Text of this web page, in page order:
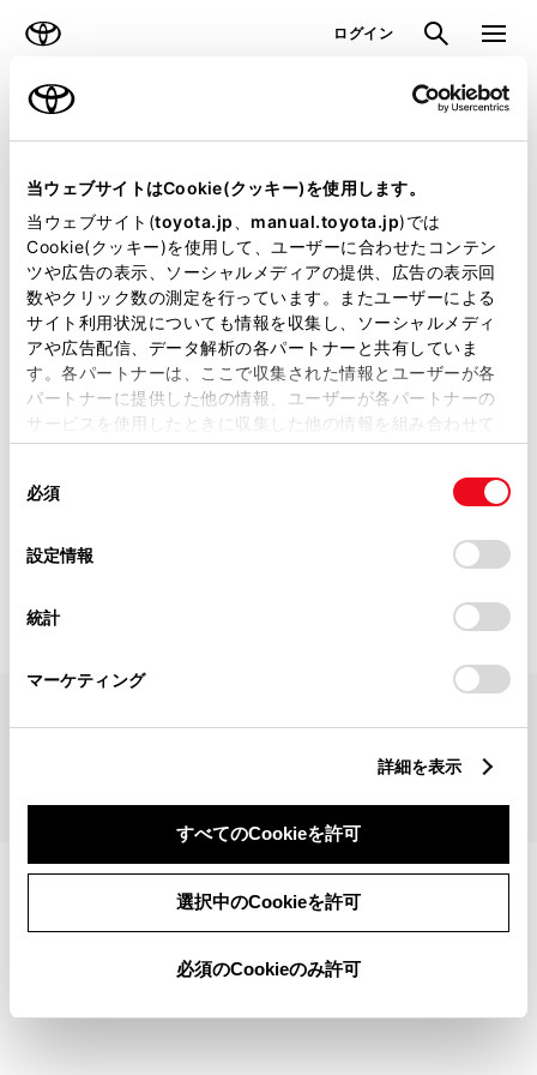
当ウェブサイトはCookie(クッキー)を使用します。
当ウェブサイト(toyota.jp manual.toyota.jp)では
Cookie(クッキー)を使用して、ユーザーに合わせたコンテン
ツや広告の表示、ソーシャルメディアの提供、広告の表示回
数やクリック数の測定を行っています。またユーザーによる
サイト利用状況についても情報を収集し、ソーシャルメディ
アや広告配信、データ解析の各パートナーと共有していま
す。各パートナーは、ここで収集された情報とユーザーが各
パートナーに提供した他の情報、ユーザーが各パートナーの
サービスを使用したときに収集した他の情報を組み合わせて
使用することがあります。当ウェブサイトの使用を続行する
デバイスにすべてのCookie(クッキー)が保存されることに同
意したことになります。Cookie(クッキー)のオプトアウト、
設定の変更、同意を撤回したりするにあたっては、当社の
「Cookie（クッキー）情報の取り扱いについて
」をご覧くだ
必須
設定情報
統計
マーケティング
詳細を表示
すべてのCookieを許可
選択中のCookieを許可
必須のCookieのみ許可
ログイン 検索 メニュ
ラインアップ トピックス
見積りシミュレーション
見積りシミュレーションのデータが
正常に取得できませんでした。
詳しくは販売店までお問合せくださ
い。
（2-7-4）
見積りシミュレーショントップへ
TOYOTAアカウント利用規約反社会的勢力に対する基本方針企業情報
©1995-2026 TOYOTA MOTOR CORPORATION. ALL RIGHTS RESERVED.